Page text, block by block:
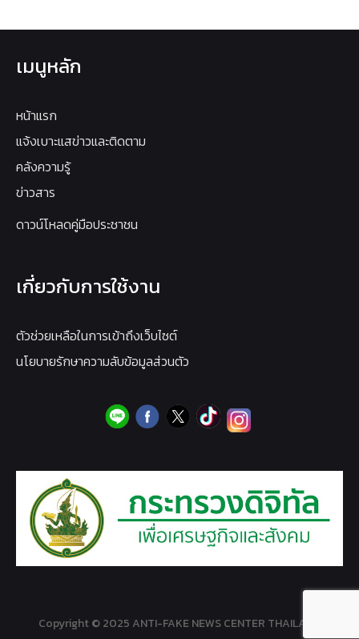
เมนูหลัก
หน้าแรก
แจ้งเบาะแสข่าวและติดตาม
คลังความรู้
ข่าวสาร
ดาวน์โหลดคู่มือประชาชน
เกี่ยวกับการใช้งาน
ตัวช่วยเหลือในการเข้าถึงเว็บไซต์
นโยบายรักษาความลับข้อมูลส่วนตัว
Copyright © 2025 ANTI-FAKE NEWS CENTER THAILAND